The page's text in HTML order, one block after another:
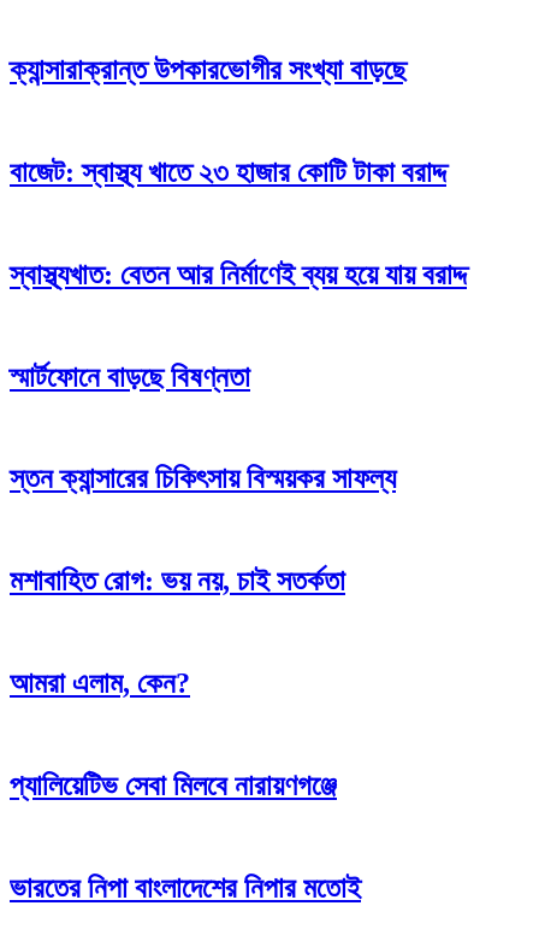
ক্যান্সারাক্রান্ত উপকারভোগীর সংখ্যা বাড়ছে
বাজেট: স্বাস্থ্য খাতে ২৩ হাজার কোটি টাকা বরাদ্দ
স্বাস্থ্যখাত: বেতন আর নির্মাণেই ব্যয় হয়ে যায় বরাদ্দ
স্মার্টফোনে বাড়ছে বিষণ্নতা
স্তন ক্যান্সারের চিকিৎসায় বিস্ময়কর সাফল্য
মশাবাহিত রোগ: ভয় নয়, চাই সতর্কতা
আমরা এলাম, কেন?
প্যালিয়েটিভ সেবা মিলবে নারায়ণগঞ্জে
ভারতের নিপা বাংলাদেশের নিপার মতোই